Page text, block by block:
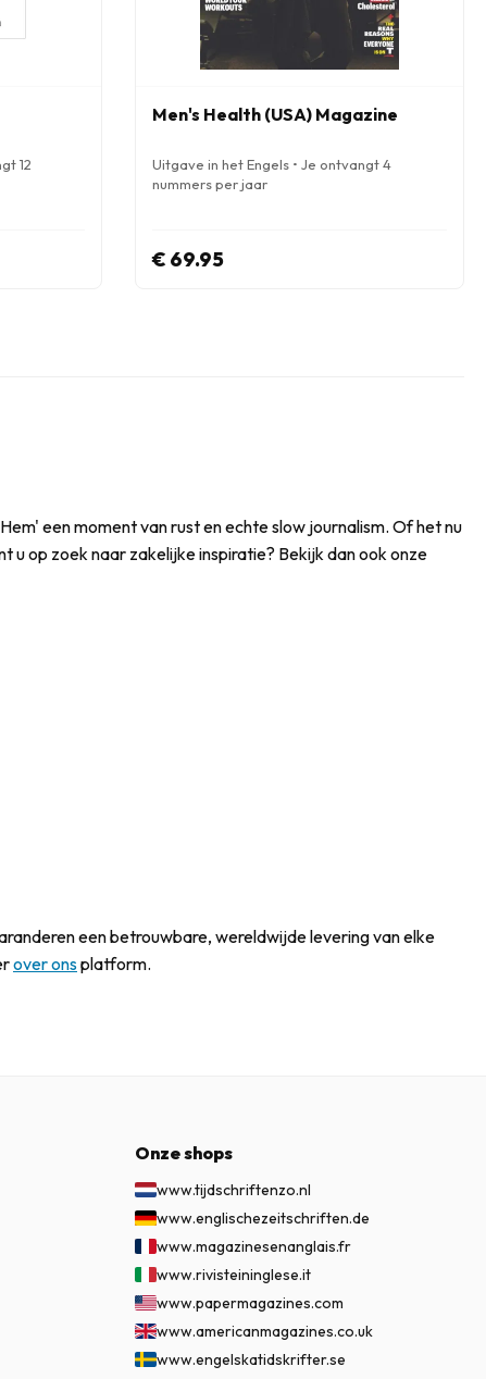
12
Men's Health (USA) Magazine
Uitgave in het Engels • Je ontvangt 4
nummers per jaar
€ 69.95
een moment van rust en echte slow journalism. Of het nu
op zoek naar zakelijke inspiratie? Bekijk dan ook onze
een betrouwbare, wereldwijde levering van elke
over onsplatform.
Onze shops
www.tijdschriftenzo.nl
www.englischezeitschriften.de
www.magazinesenanglais.fr
www.rivisteininglese.it
www.papermagazines.com
www.americanmagazines.co.uk
www.engelskatidskrifter.se